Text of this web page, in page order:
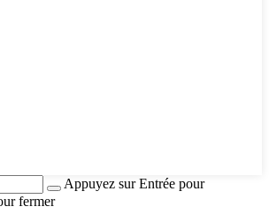
Appuyez sur Entrée pour
fermer